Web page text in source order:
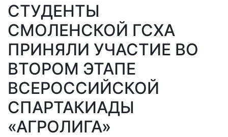
СТУДЕНТЫ
СМОЛЕНСКОЙ ГСХА
ПРИНЯЛИ УЧАСТИЕ ВО
ВТОРОМ ЭТАПЕ
ВСЕРОССИЙСКОЙ
СПАРТАКИАДЫ
«АГРОЛИГА»